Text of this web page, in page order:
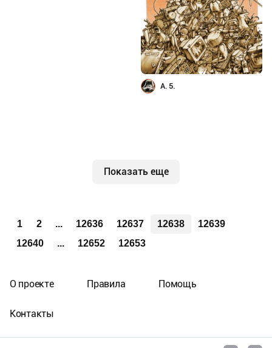
A. 5.
Показать еще
1 2 ... 12636 12637 12638
12639
12640
... 12652 12653
О проекте Правила Помощь
Контакты